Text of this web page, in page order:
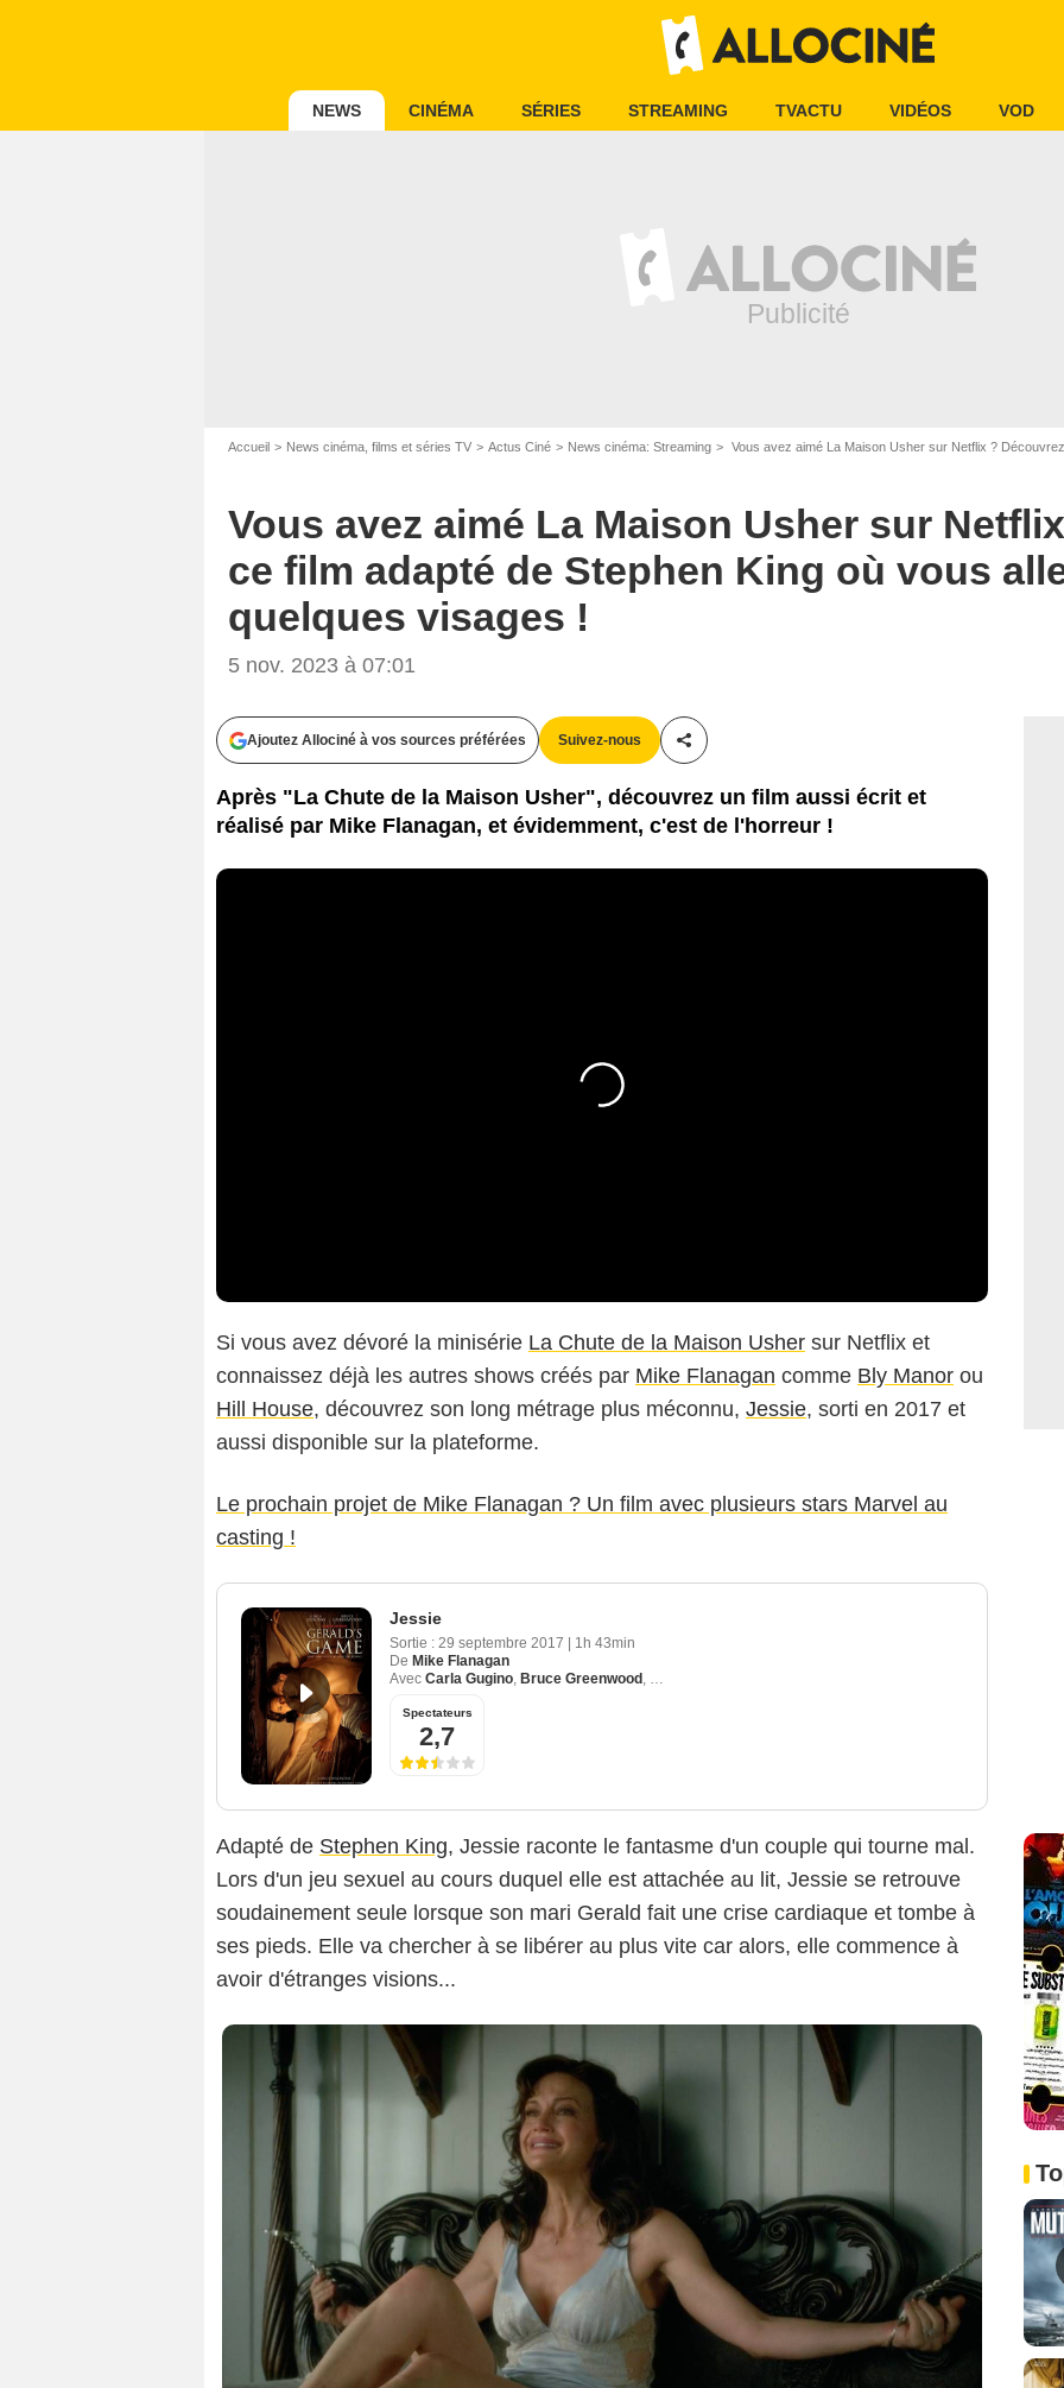
NEWS CINÉMA SÉRIES STREAMING TVACTU VIDÉOS VOD
Accueil News cinéma, films et séries TV Actus Ciné News cinéma: Streaming Vous avez aimé La Maison Usher sur Netflix ? Découvrez ce film
Vous avez aimé La Maison Usher sur
ce film adapté de Stephen King où vous
quelques visages !
5 nov. 2023 à 07:01
Ajoutez Allociné à vos sources préférées Suivez-nous
Partager cet article
Après "La Chute de la Maison Usher", découvrez un film aussi écrit et
réalisé par Mike Flanagan, et évidemment, c'est de l'horreur !
Si vous avez dévoré la minisérie La Chute de la Maison Usher sur Netflix et
connaissez déjà les autres shows créés par Mike Flanagan comme Bly Manor ou
Hill House, découvrez son long métrage plus méconnu, Jessie, sorti en 2017 et
aussi disponible sur la plateforme.
Le prochain projet de Mike Flanagan ? Un film avec plusieurs stars Marvel au
casting !
Jessie
Sortie : 29 septembre 2017
1h 43min
De Mike Flanagan
Avec Carla Gugino, Bruce Greenwood , Henry Thomas
Spectateurs
2,7
Adapté de Stephen King, Jessie raconte le fantasme d'un couple qui tourne mal.
Lors d'un jeu sexuel au cours duquel elle est attachée au lit, Jessie se retrouve
soudainement seule lorsque son mari Gerald fait une crise cardiaque et tombe à
ses pieds. Elle va chercher à se libérer au plus vite car alors, elle commence à
avoir d'étranges visions...
Netflix